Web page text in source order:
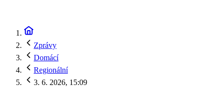
Zprávy
Domácí
Regionální
3. 6. 2026, 15:09